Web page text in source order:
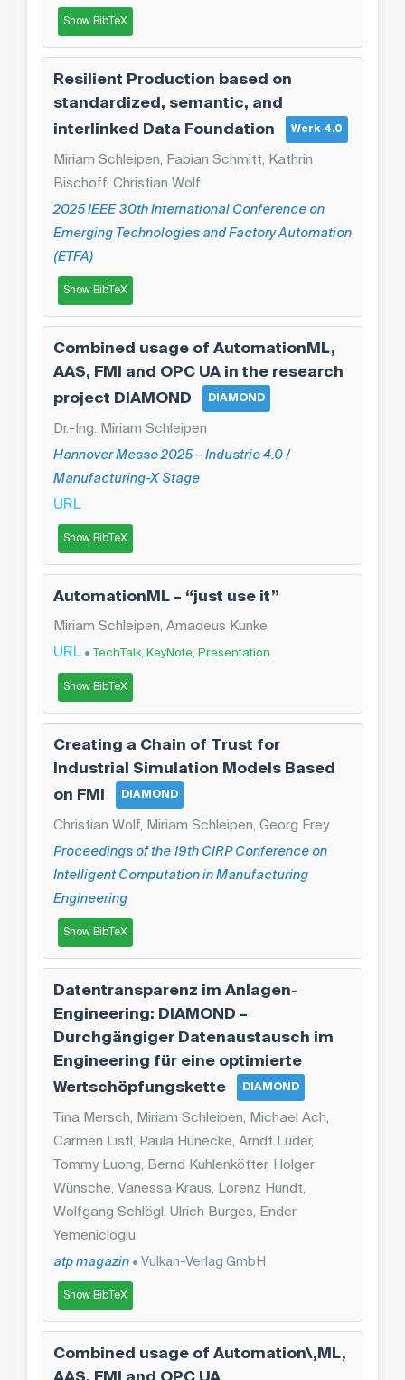
Show BibTeX
Resilient Production based on
standardized, semantic, and
interlinked Data Foundation
Werk 4.0
Miriam Schleipen, Fabian Schmitt, Kathrin
Bischoff, Christian Wolf
2025 IEEE 30th International Conference on
Emerging Technologies and Factory Automation
(ETFA)
Show BibTeX
Combined usage of AutomationML,
AAS, FMI and OPC UA in the research
project DIAMOND
DIAMOND
Dr.-Ing. Miriam Schleipen
Hannover Messe 2025 – Industrie 4.0 /
Manufacturing-X Stage
URL
Show BibTeX
AutomationML – “just use it”
Miriam Schleipen, Amadeus Kunke
URL • TechTalk, KeyNote, Presentation
Show BibTeX
Creating a Chain of Trust for
Industrial Simulation Models Based
on FMI
DIAMOND
Christian Wolf, Miriam Schleipen, Georg Frey
Proceedings of the 19th CIRP Conference on
Intelligent Computation in Manufacturing
Engineering
Show BibTeX
Datentransparenz im Anlagen-
Engineering: DIAMOND –
Durchgängiger Datenaustausch im
Engineering für eine optimierte
Wertschöpfungskette
DIAMOND
Tina Mersch, Miriam Schleipen, Michael Ach,
Carmen Listl, Paula Hünecke, Arndt Lüder,
Tommy Luong, Bernd Kuhlenkötter, Holger
Wünsche, Vanessa Kraus, Lorenz Hundt,
Wolfgang Schlögl, Ulrich Burges, Ender
Yemenicioglu
atp magazin • Vulkan-Verlag GmbH
Show BibTeX
Combined usage of Automation\,ML,